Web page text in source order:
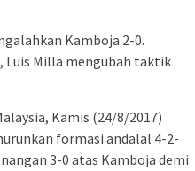
Kamboja 2-0.
Luis Milla mengubah taktik
Kamis (24/8/2017)
formasi andalal 4-2-
3-0 atas Kamboja demi